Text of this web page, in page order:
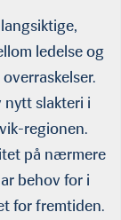
ledelse og
nytt slakteri i
regionen.
på nærmere
behov for i
for fremtiden.